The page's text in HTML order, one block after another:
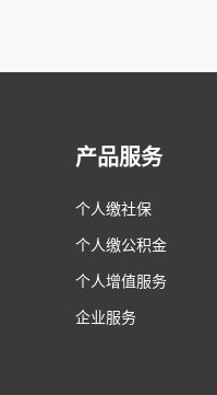
产品服务
个人缴社保
个人缴公积金
个人增值服务
企业服务